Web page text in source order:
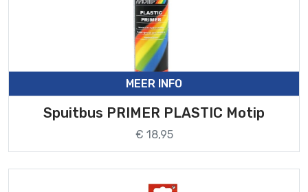
MEER INFO
Spuitbus PRIMER PLASTIC Motip
€ 18,95